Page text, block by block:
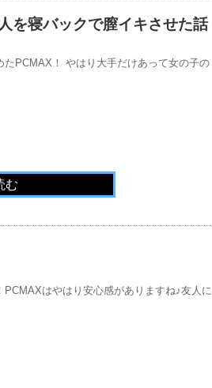
を寝バックで膣イキさせた話
たPCMAX！ やはり大手だけあって女の子の
む
PCMAXはやはり安心感がありますね♪友人に